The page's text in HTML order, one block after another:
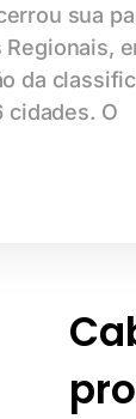
sua
da
cidades. O